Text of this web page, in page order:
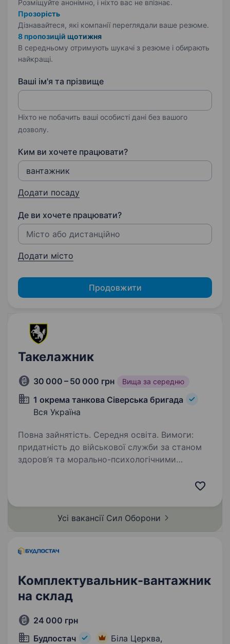
Розміщуйте анонімно, і ніхто вас не впізнає.
Прозорість
Дізнавайтеся, які компанії переглядали ваше резюме.
8 пропозицій щотижня
В середньому отримують шукачі з резюме і обирають
найкращі.
Ваші ім'я та прізвище
Ніхто не побачить ваші особисті дані без вашого
дозволу.
Ким ви хочете працювати?
Додати посаду
Де ви хочете працювати?
Додати місто
Продовжити
Такелажник
30 000 – 50 000 грн Вища за середню
1 окрема танкова Сіверська бригада
Вся Україна
Повна зайнятість. Середня освіта. Вимоги:
придатність до військової служби за станом
здоров’я та морально-психологічними
бойових…
Усі вакансії Сил Оборони
Комплектувальник-вантажник
на склад
24 000 грн
Будпостач
Біла Церква,